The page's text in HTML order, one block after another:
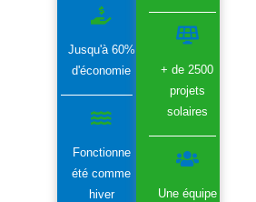
Jusqu'à 60%
d'économie
Fonctionne
été comme
hiver
+ de 2500
projets
solaires
Une équipe